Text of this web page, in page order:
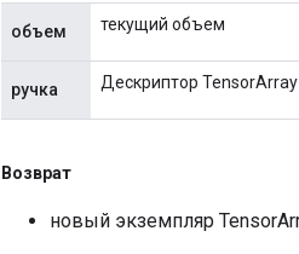
объем текущий объем
ручка Дескриптор
Возврат
новый экземпляр